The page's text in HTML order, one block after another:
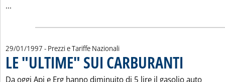
...
29/01/1997 - Prezzi e Tariffe Nazionali
LE "ULTIME" SUI CARBURANTI
Da oggi Api e Erg hanno diminuito di 5 lire il gasolio auto